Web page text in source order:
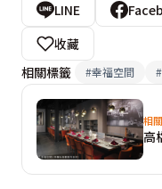
LINE
收藏
相關標籤
#幸福空間 #
相
高